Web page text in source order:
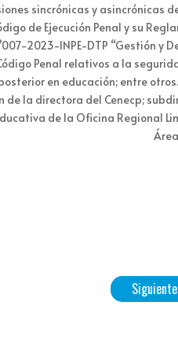
sincrónicas y asincrónicas
de Ejecución Penal y su
2023-INPE-DTP “Gestión y
Penal relativos a la
en educación; entre otros.
de la directora del Cenecp;
de la Oficina Regional
Siguiente